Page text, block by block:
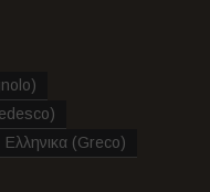
)
)
Ελληνικα (Greco)